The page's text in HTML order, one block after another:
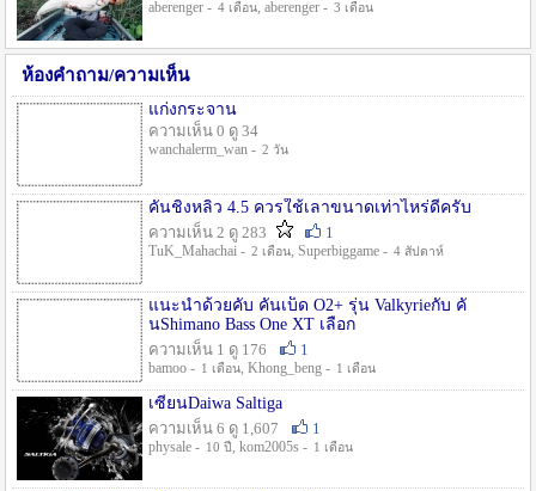
aberenger - 4 เดือน, aberenger - 3 เดือน
ห้องคำถาม/ความเห็น
แก่งกระจาน
ความเห็น 0 ดู 34
wanchalerm_wan - 2 วัน
คันชิงหลิว 4.5 ควรใช้เลาขนาดเท่าไหร่ดีครับ
ความเห็น 2 ดู 283
1
TuK_Mahachai - 2 เดือน, Superbiggame - 4 สัปดาห์
แนะนำด้วยคับ คันเบ็ด O2+ รุ่น Valkyrieกับ คั
นShimano Bass One XT เลือก
ความเห็น 1 ดู 176
1
bamoo - 1 เดือน, Khong_beng - 1 เดือน
เซียนDaiwa Saltiga
ความเห็น 6 ดู 1,607
1
physale - 10 ปี , kom2005s - 1 เดือน